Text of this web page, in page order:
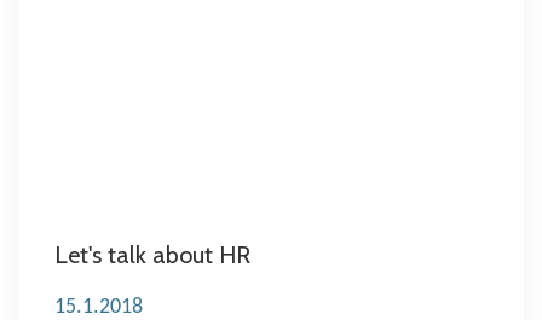
Let's talk about HR
15.1.2018